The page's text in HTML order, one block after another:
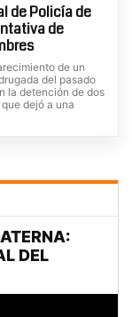
de Policía de
de
de un
del pasado
la detención de dos
dejó a una